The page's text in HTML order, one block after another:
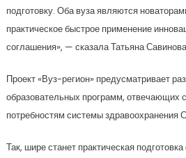
подготовку. Оба вуза являются
практическое быстрое применение
соглашения», — сказала Татьяна
Проект «Вуз-регион» предусматривает
образовательных программ, отвечающих
потребностям системы здравоохранения
Так, шире станет практическая